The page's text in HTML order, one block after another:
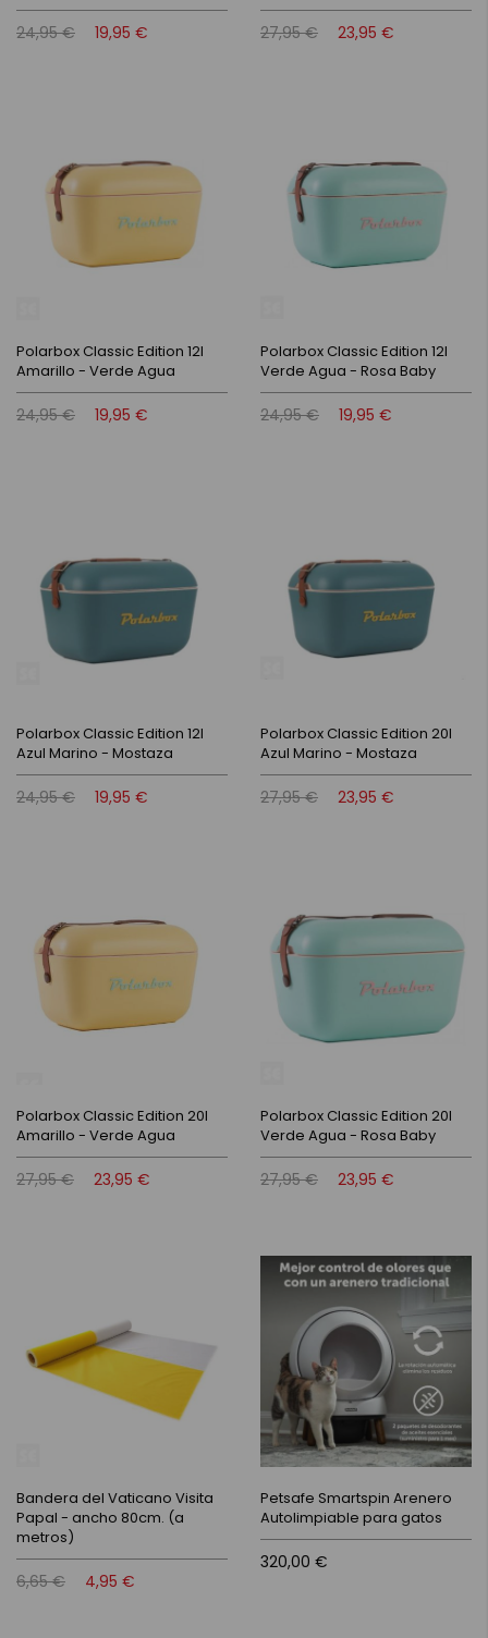
24,95 € 19,95 € 27,95 € 23,95 €
Polarbox Classic Edition 12l
Amarillo - Verde Agua
24,95 € 19,95 €
Polarbox Classic Edition 12l
Verde Agua - Rosa Baby
24,95 € 19,95 €
Polarbox Classic Edition 12l
Azul Marino - Mostaza
24,95 € 19,95 €
Polarbox Classic Edition 20l
Azul Marino - Mostaza
27,95 € 23,95 €
Polarbox Classic Edition 20l
Amarillo - Verde Agua
27,95 € 23,95 €
Polarbox Classic Edition 20l
Verde Agua - Rosa Baby
27,95 € 23,95 €
Bandera del Vaticano Visita
Papal - ancho 80cm. (a
metros)
6,65 € 4,95 €
Petsafe Smartspin Arenero
Autolimpiable para gatos
320,00 €